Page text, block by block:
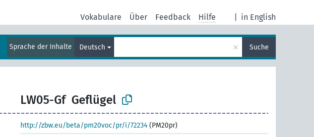
in English
Vokabulare Über Feedback Hilfe
Sprache der Inhalte Deutsch × Suche
LW05-Gf Geflügel
http://zbw.eu/beta/pm20voc/pr/i/72234 (PM20pr)